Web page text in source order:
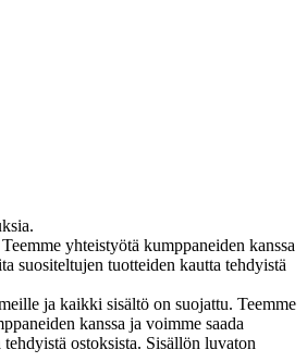
yhteistyötä kumppaneiden kanssa
suositeltujen tuotteiden kautta tehdyistä
ja kaikki sisältö on suojattu. Teemme
kanssa ja voimme saada
ostoksista. Sisällön luvaton